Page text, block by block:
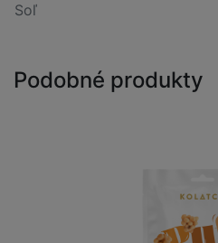
Soľ
Podobné produkty